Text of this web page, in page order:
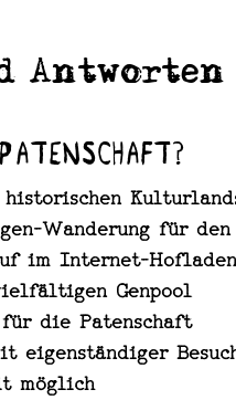
Antworten
Wanderung für den
im Internet-
Genpool
die Patenschaft
eigenständiger
möglich